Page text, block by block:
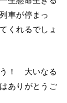
車が停まっ
くれるでしょ
！ 大いなる
ありがとうご